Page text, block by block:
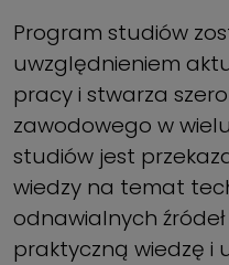
Program studiów
uwzględnieniem
pracy i stwarza
zawodowego w
studiów jest
wiedzy na temat
odnawialnych
praktyczną wiedzę i